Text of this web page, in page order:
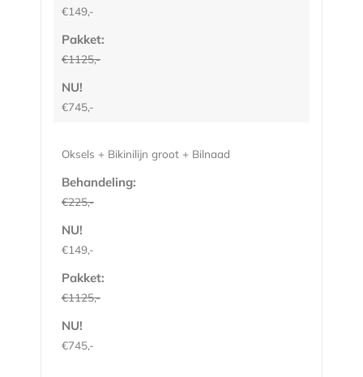
€149,-
Pakket:
€1125,-
NU!
€745,-
Oksels + Bikinilijn groot + Bilnaad
Behandeling:
€225,-
NU!
€149,-
Pakket:
€1125,-
NU!
€745,-